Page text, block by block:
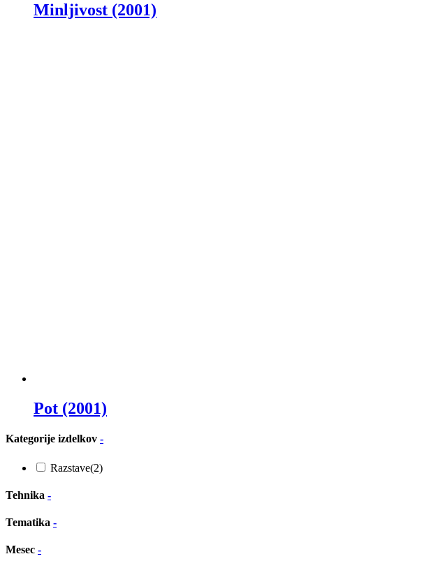
Minljivost (2001)
Pot (2001)
Kategorije izdelkov -
Razstave(2)
Tehnika -
Tematika -
Mesec -